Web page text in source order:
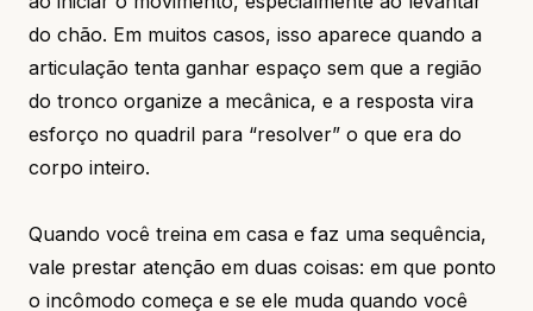
do chão. Em muitos casos, isso aparece quando a
articulação tenta ganhar espaço sem que a região
do tronco organize a mecânica, e a resposta vira
esforço no quadril para “resolver” o que era do
corpo inteiro.
Quando você treina em casa e faz uma sequência,
vale prestar atenção em duas coisas: em que ponto
o incômodo começa e se ele muda quando você